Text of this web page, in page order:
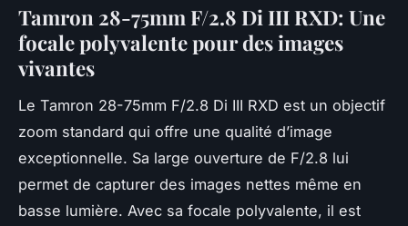
Tamron 28-75mm F/2.8 Di III RXD: Une
focale polyvalente pour des images
vivantes
Le Tamron 28-75mm F/2.8 Di III RXD est un objectif
zoom standard qui offre une qualité d’image
exceptionnelle. Sa large ouverture de F/2.8 lui
permet de capturer des images nettes même en
basse lumière. Avec sa focale polyvalente, il est